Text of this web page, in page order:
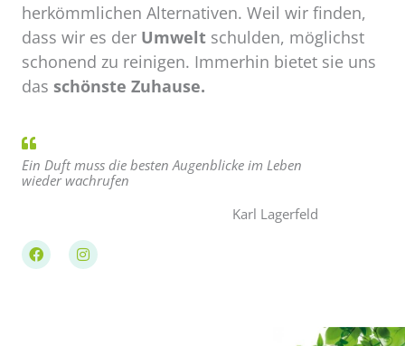
herkömmlichen Alternativen. Weil wir finden,
dass wir es der Umwelt schulden, möglichst
schonend zu reinigen. Immerhin bietet sie uns
das schönste Zuhause.
Ein Duft muss die besten Augenblicke im Leben
wieder wachrufen
Karl Lagerfeld
F
a
c
I
n
s